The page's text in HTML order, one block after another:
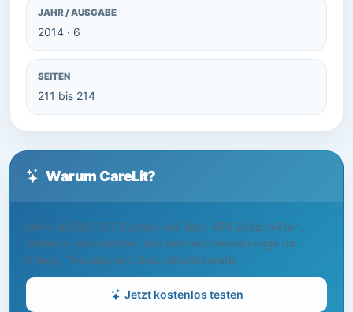
JAHR / AUSGABE
2014 · 6
SEITEN
211 bis 214
Warum CareLit?
Mehr als 500.000 Fachartikel, über 450 Zeitschriften,
Volltexte, Readerlisten und Recherchewerkzeuge für
Pflege, Therapie und Gesundheitsberufe.
Jetzt kostenlos testen